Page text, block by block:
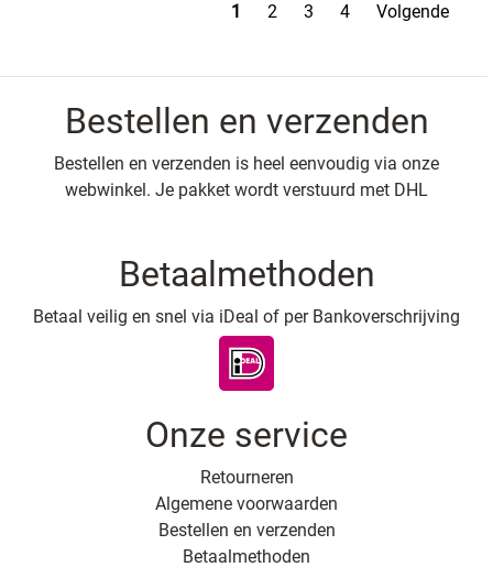
1 2 3 4 Volgende
Bestellen en verzenden
Bestellen en verzenden is heel eenvoudig via onze
webwinkel. Je pakket wordt verstuurd met DHL
Betaalmethoden
Betaal veilig en snel via iDeal of per Bankoverschrijving
Onze service
Retourneren
Algemene voorwaarden
Bestellen en verzenden
Betaalmethoden